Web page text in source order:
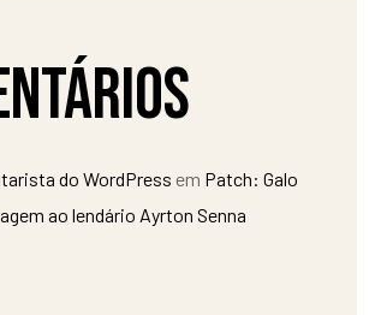
do WordPress em Patch: Galo
ao lendário Ayrton Senna